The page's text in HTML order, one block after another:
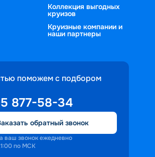
Коллекция выгодных
круизов
Круизные компании и
наши партнеры
поможем с подбором
877-58-34
обратный звонок
ваш звонок ежедневно
по МСК